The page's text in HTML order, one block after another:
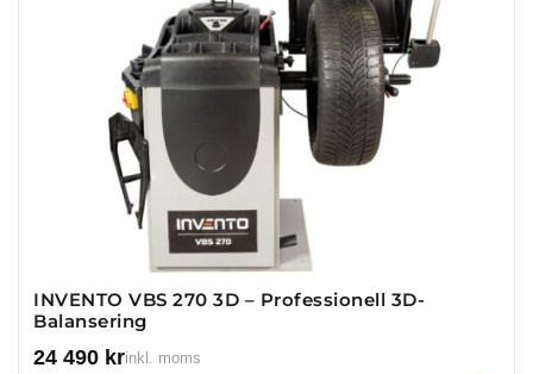
INVENTO VBS 270 3D – Professionell 3D-
Balansering
24 490 krinkl. moms